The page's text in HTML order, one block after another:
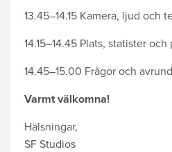
13.45–14.15 Kamera, ljud och
14.15–14.45 Plats, statister
14.45–15.00 Frågor och
Varmt välkomna!
Hälsningar,
SF Studios